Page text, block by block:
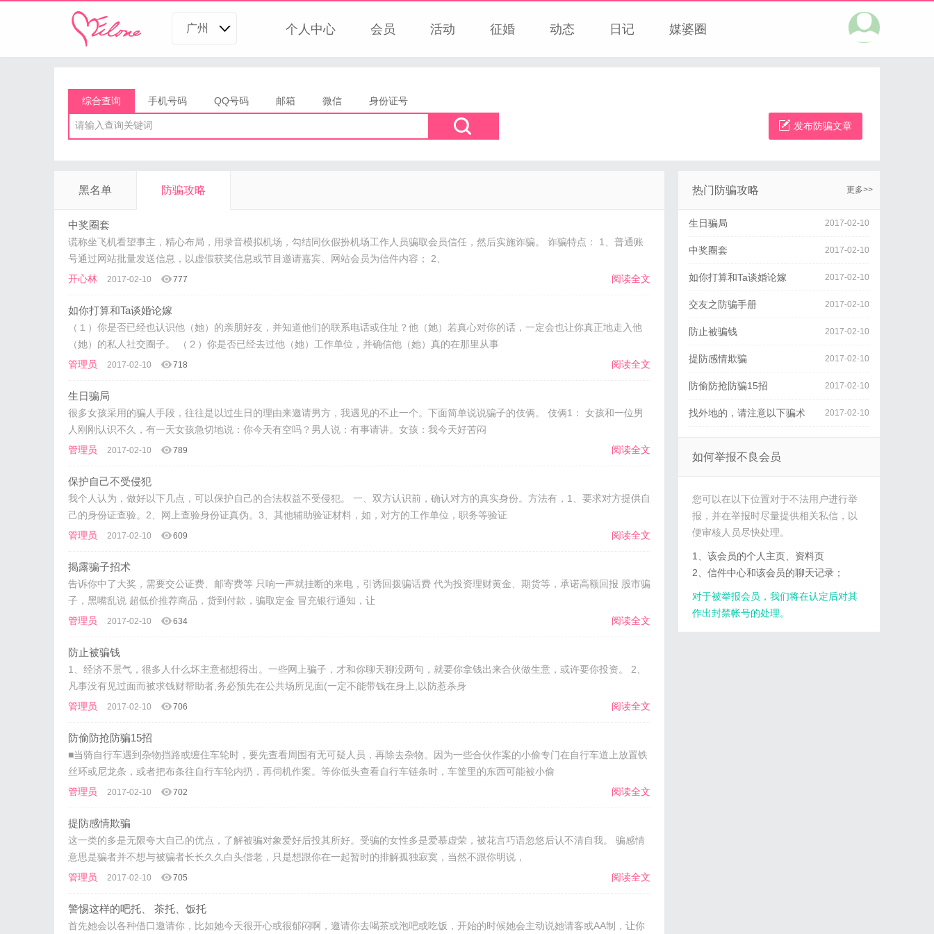
广州 个人中心 会员 活动 征婚 动态 日记 媒婆圈
综合查询 手机号码 QQ号码 邮箱 微信 身份证号
请输入查询关键词 发布防骗文章
黑名单 防骗攻略
中奖圈套
谎称坐飞机看望事主，精心布局，用录音模拟机场，勾结同伙假扮机场工作人员骗取会员信任，然后实施诈骗。 诈骗特点： 1、普通账
号通过网站批量发送信息，以虚假获奖信息或节目邀请嘉宾、网站会员为信件内容； 2、
开心林
2017-02-10 777 阅读全文
如你打算和Ta谈婚论嫁
（１）你是否已经也认识他（她）的亲朋好友，并知道他们的联系电话或住址？他（她）若真心对你的话，一定会也让你真正地走入他
（她）的私人社交圈子。 （２）你是否已经去过他（她）工作单位，并确信他（她）真的在那里从事
管理员
2017-02-10 718 阅读全文
生日骗局
很多女孩采用的骗人手段，往往是以过生日的理由来邀请男方，我遇见的不止一个。下面简单说说骗子的伎俩。 伎俩1： 女孩和一位男
人刚刚认识不久，有一天女孩急切地说：你今天有空吗？男人说：有事请讲。女孩：我今天好苦闷
管理员
2017-02-10 789 阅读全文
保护自己不受侵犯
我个人认为，做好以下几点，可以保护自己的合法权益不受侵犯。 一、双方认识前，确认对方的真实身份。方法有，1、要求对方提供自
己的身份证查验。2、网上查验身份证真伪。3、其他辅助验证材料，如，对方的工作单位，职务等验证
管理员
2017-02-10 609 阅读全文
揭露骗子招术
告诉你中了大奖，需要交公证费、邮寄费等 只响一声就挂断的来电，引诱回拨骗话费 代为投资理财黄金、期货等，承诺高额回报 股市骗
子，黑嘴乱说 超低价推荐商品，货到付款，骗取定金 冒充银行通知，让
管理员
2017-02-10 634 阅读全文
防止被骗钱
1、经济不景气，很多人什么坏主意都想得出。一些网上骗子，才和你聊天聊没两句，就要你拿钱出来合伙做生意，或许要你投资。 2、
凡事没有见过面而被求钱财帮助者,务必预先在公共场所见面(一定不能带钱在身上,以防惹杀身
管理员
2017-02-10 706 阅读全文
防偷防抢防骗15招
■当骑自行车遇到杂物挡路或缠住车轮时，要先查看周围有无可疑人员，再除去杂物。因为一些合伙作案的小偷专门在自行车道上放置铁
丝环或尼龙条，或者把布条往自行车轮内扔，再伺机作案。等你低头查看自行车链条时，车筐里的东西可能被小偷
管理员
2017-02-10 702 阅读全文
提防感情欺骗
这一类的多是无限夸大自己的优点，了解被骗对象爱好后投其所好。受骗的女性多是爱慕虚荣，被花言巧语忽悠后认不清自我。 骗感情
意思是骗者并不想与被骗者长长久久白头偕老，只是想跟你在一起暂时的排解孤独寂寞，当然不跟你明说，
管理员
2017-02-10 705 阅读全文
警惕这样的吧托、 茶托、饭托
首先她会以各种借口邀请你，比如她今天很开心或很郁闷啊，邀请你去喝茶或泡吧或吃饭，开始的时候她会主动说她请客或AA制，让你
热门防骗攻略 更多>>
生日骗局 2017-02-10
中奖圈套 2017-02-10
如你打算和Ta谈婚论嫁 2017-02-10
交友之防骗手册 2017-02-10
防止被骗钱 2017-02-10
提防感情欺骗 2017-02-10
防偷防抢防骗15招 2017-02-10
找外地的，请注意以下骗术 2017-02-10
如何举报不良会员
您可以在以下位置对于不法用户进行举
报，并在举报时尽量提供相关私信，以
便审核人员尽快处理。
1、该会员的个人主页、资料页
2、信件中心和该会员的聊天记录；
对于被举报会员，我们将在认定后对其
作出封禁帐号的处理。